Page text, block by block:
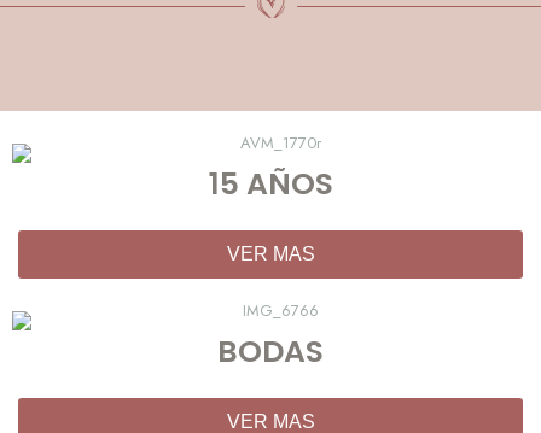
15 AÑOS
VER MAS
BODAS
VER MAS